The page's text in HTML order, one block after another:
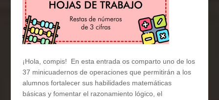
¡Hola, compis! En esta entrada os comparto uno de los
37 minicuadernos de operaciones que permitirán a los
alumnos fortalecer sus habilidades matemáticas
básicas y fomentar el razonamiento lógico, el